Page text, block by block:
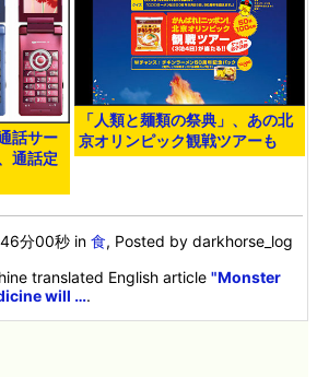
話サー
通話定
「人類と麺類の祭典」、あの北
京オリンピック観戦ツアーも
分00秒 in食, Posted by darkhorse_log
translated English article"Monster
will ….